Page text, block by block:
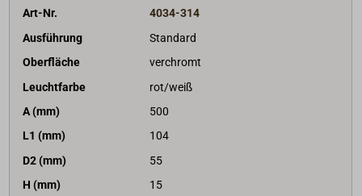
Art-Nr.
4034-314
Ausführung
Standard
Oberfläche
verchromt
Leuchtfarbe
rot/weiß
A (mm)
500
L1 (mm)
104
D2 (mm)
55
H (mm)
15